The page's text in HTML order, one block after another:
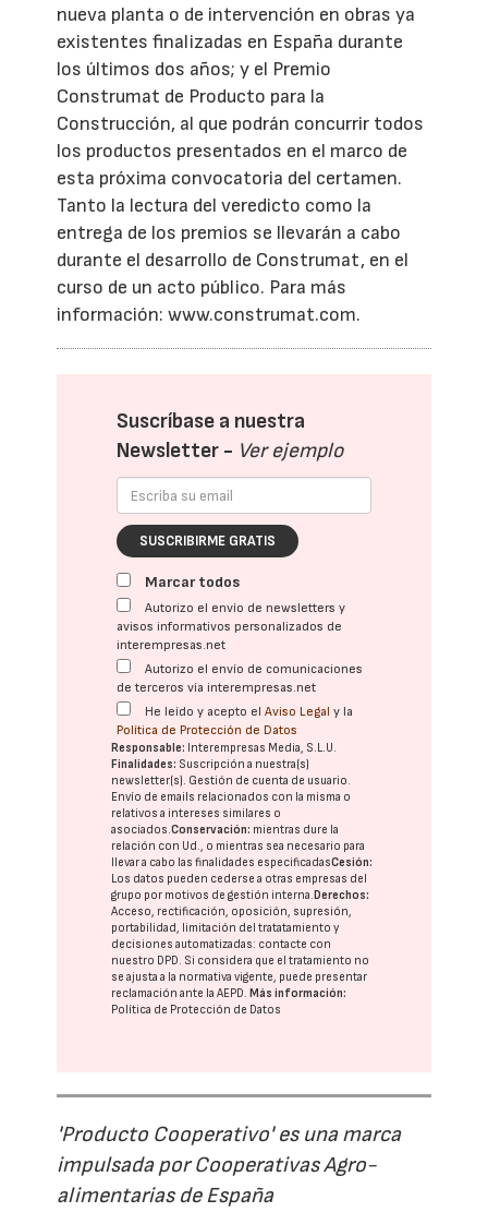
nueva planta o de intervención en obras ya
existentes finalizadas en España durante
los últimos dos años; y el Premio
Construmat de Producto para la
Construcción, al que podrán concurrir todos
los productos presentados en el marco de
esta próxima convocatoria del certamen.
Tanto la lectura del veredicto como la
entrega de los premios se llevarán a cabo
durante el desarrollo de Construmat, en el
curso de un acto público. Para más
información: www.construmat.com.
Suscríbase a nuestra
Newsletter - Ver ejemplo
SUSCRIBIRME GRATIS
Marcar todos
Autorizo el envío de newsletters y
avisos informativos personalizados de
interempresas.net
Autorizo el envío de comunicaciones
de terceros vía interempresas.net
He leído y acepto elAviso Legal y la
Política de Protección de Datos
Responsable: Interempresas Media, S.L.U.
Finalidades: Suscripción a nuestra(s)
newsletter(s). Gestión de cuenta de usuario.
Envío de emails relacionados con la misma o
relativos a intereses similares o
asociados.Conservación: mientras dure la
relación con Ud., o mientras sea necesario para
llevar a cabo las finalidades especificadasCesión:
Los datos pueden cederse a otras empresas del
grupo por motivos de gestión interna. Derechos:
Acceso, rectificación, oposición, supresión,
portabilidad, limitación del tratatamiento y
decisiones automatizadas: contacte con
nuestro DPD. Si considera que el tratamiento no
se ajusta a la normativa vigente, puede presentar
reclamación ante laAEPD. Más información:
Política de Protección de Datos
'Producto Cooperativo' es una marca
impulsada por Cooperativas Agro-
alimentarias de España